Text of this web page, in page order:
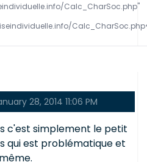
Calc_CharSoc.php"
28, 2014 11:06 PM
c'est simplement le petit
qui est problématique et